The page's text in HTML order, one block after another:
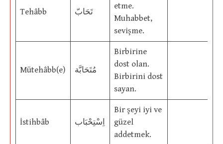
Tehâbb تَحَابّ
etme.
Muhabbet,
sevişme.
Mütehâbb(e) مُتَحَابَّة
Birbirine
dost olan.
Birbirini dost
sayan.
İstihbâb اِسْتِحْبَاب
Bir şeyi iyi ve
güzel
addetmek.